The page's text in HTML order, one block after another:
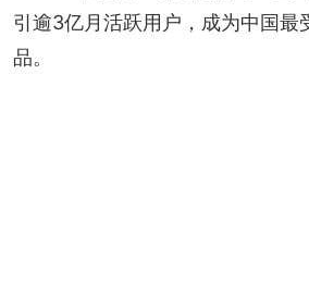
引逾3亿月活跃用户，成为中国最
品。